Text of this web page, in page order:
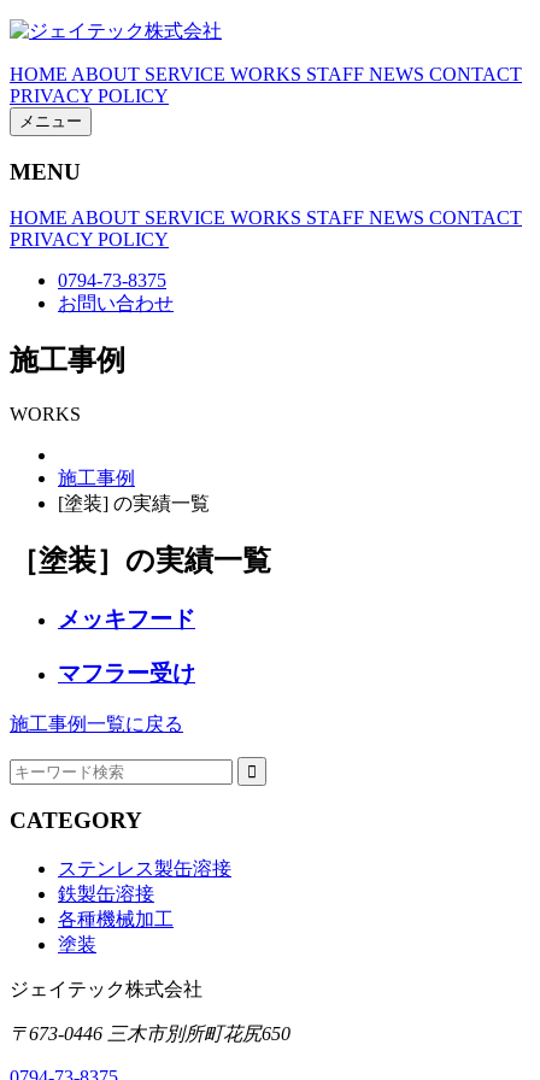
HOME ABOUT SERVICE WORKS STAFF NEWS CONTACT
PRIVACY POLICY
メニュー
MENU
HOME ABOUT SERVICE WORKS STAFF NEWS CONTACT
PRIVACY POLICY
0794-73-8375
お問い合わせ
施工事例
WORKS
施工事例
[塗装] の実績一覧
［塗装］ の実績一覧
メッキフード
マフラー受け
施工事例一覧に戻る
CATEGORY
ステンレス製缶溶接
鉄製缶溶接
各種機械加工
塗装
ジェイテック株式会社
〒673-0446 三木市別所町花尻650